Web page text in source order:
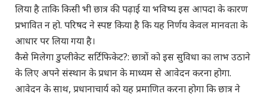
लिया है ताकि किसी भी छात्र की पढ़ाई या भविष्य इस आपदा के कारण
प्रभावित न हो. परिषद ने स्पष्ट किया है कि यह निर्णय केवल मानवता के
आधार पर लिया गया है।
कैसे मिलेगा डुप्लीकेट सर्टिफिकेट?: छात्रों को इस सुविधा का लाभ उठाने
के लिए अपने संस्थान के प्रधान के माध्यम से आवेदन करना होगा.
आवेदन के साथ, प्रधानाचार्य को यह प्रमाणित करना होगा कि छात्र ने